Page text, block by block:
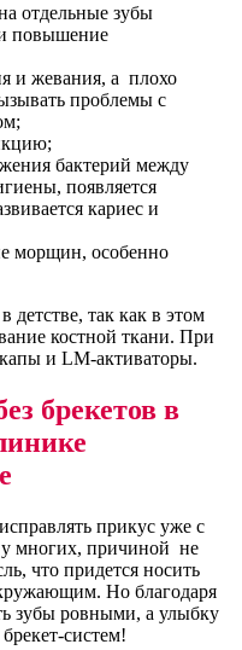
отдельные зубы
повышение
и жевания, а плохо
проблемы с
бактерий между
появляется
кариес и
морщин, особенно
детстве, так как в этом
костной ткани. При
и LM-активаторы.
брекетов в
прикус уже с
многих, причиной не
что придется носить
Но благодаря
зубы ровными, а улыбку
систем!